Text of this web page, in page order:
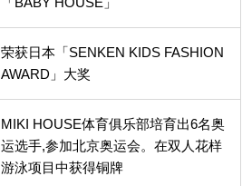
荣获日本「SENKEN KIDS FASHION
AWARD」大奖
MIKI HOUSE体育俱乐部培育出6名奥
运选手,参加北京奥运会。在双人花样
游泳项目中获得铜牌